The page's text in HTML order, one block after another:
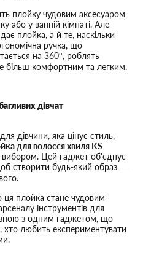
плойку чудовим аксесуаром
або у ванній кімнаті. Але
плойка, а й те, наскільки
ручка, що
на 360°, роблять
більш комфортним та легким.
дівчат
дівчини, яка цінує стиль,
для волосся хвиля KS
вибором. Цей гаджет об'єднує
створити будь-який образ —
плойка стане чудовим
інструментів для
з одним гаджетом, що
хто любить експериментувати